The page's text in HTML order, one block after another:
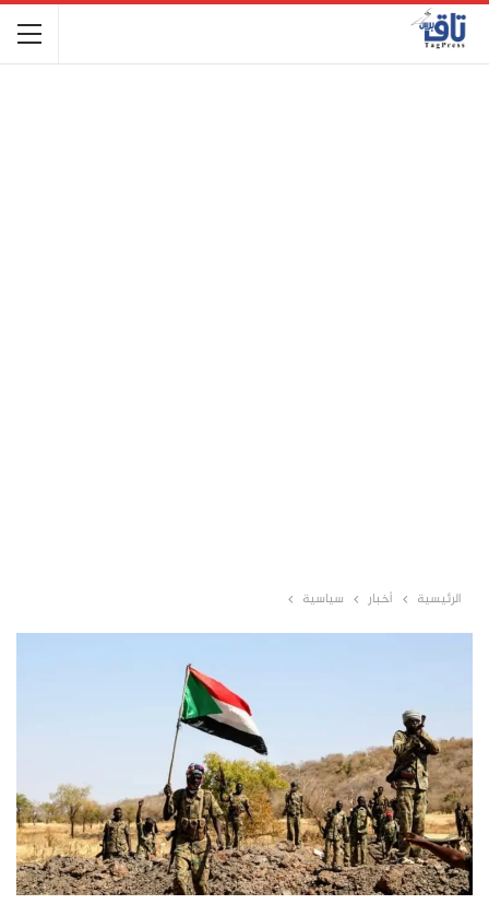
الرئيسية أخبار سياسية